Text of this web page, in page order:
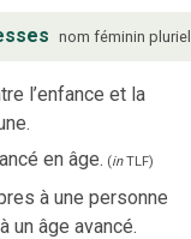
nom féminin pluriel
l’enfance et la
en âge. (inTLF)
à une personne
un âge avancé.